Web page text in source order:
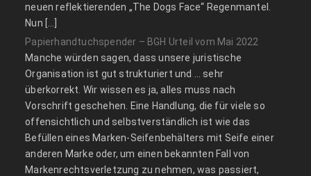
neuen reflektierenden „The Dogs Face“ Regenmantel.
Nun […]
Papierhandtuchspender – BGH Urteil vom Mai 2022
Manche würden sagen, dass unsere juristische
Organisation ist gut strukturiert und … sehr
überkorrekt. Wir wissen es ja, alles muss nach
Vorschrift geschehen. Eine Handlung, die für viele so
offensichtlich und selbstverständlich ist wie das
Befüllen eines Marken-Seifenbehälters mit Seife einer
anderen Marke oder, um einen bekannten Fall von
Markenrechtsverletzung zu nehmen, was passiert,